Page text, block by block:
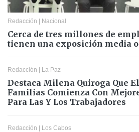
Redacción | Nacional
Cerca de tres millones de
tienen una exposición media
Redacción | La Paz
Destaca Milena Quiroga Que
Familias Comienza Con
Para Las Y Los Trabajadores
Redacción | Los Cabos